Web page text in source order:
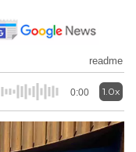
readme
0:00 1.0x